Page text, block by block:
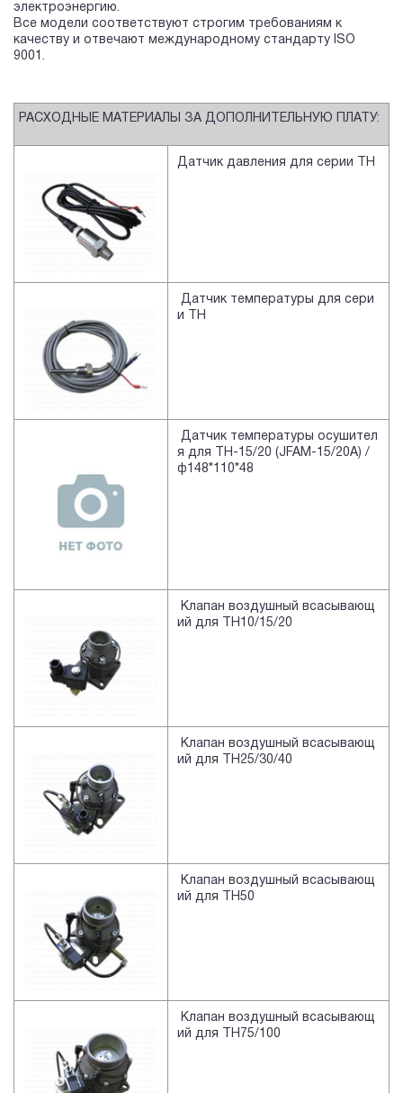
электроэнергию.
Все модели соответствуют строгим требованиям к
качеству и отвечают международному стандарту ISO
9001.
РАСХОДНЫЕ МАТЕРИАЛЫ ЗА ДОПОЛНИТЕЛЬНУЮ ПЛАТУ:
Датчик давления для серии TH
Датчик температуры для сери
и TH
Датчик температуры осушител
я для TH-15/20 (JFAM-15/20A) /
ф148*110*48
Клапан воздушный всасывающ
ий для TH10/15/20
Клапан воздушный всасывающ
ий для TH25/30/40
Клапан воздушный всасывающ
ий для TH50
Клапан воздушный всасывающ
ий для TH75/100